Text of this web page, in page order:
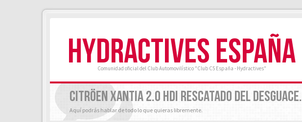
HYDRACTIVES ESPAÑA
Comunidad oficial del Club Automovilístico "Club C5 España - Hydractives"
CITRÖEN XANTIA 2.0 HDI RESCATADO DEL DESGUACE.
Aquí podrás hablar de todo lo que quieras libremente.